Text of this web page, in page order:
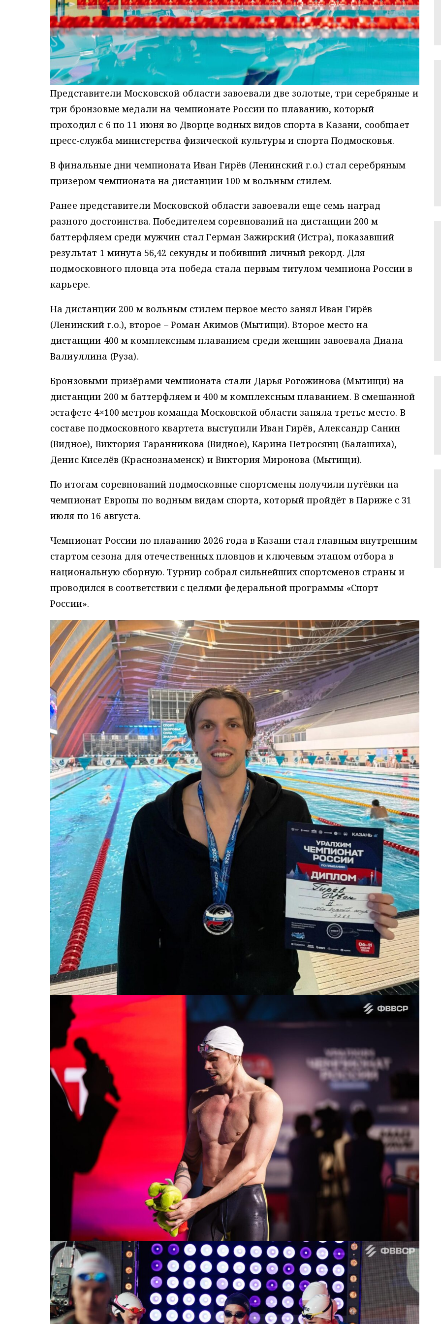
Представители Московской области завоевали две золотые, три серебряные и
три бронзовые медали на чемпионате России по плаванию, который
проходил с 6 по 11 июня во Дворце водных видов спорта в Казани, сообщает
пресс-служба министерства физической культуры и спорта Подмосковья.
В финальные дни чемпионата Иван Гирёв (Ленинский г.о.) стал серебряным
призером чемпионата на дистанции 100 м вольным стилем.
Ранее представители Московской области завоевали еще семь наград
разного достоинства. Победителем соревнований на дистанции 200 м
баттерфляем среди мужчин стал Герман Зажирский (Истра), показавший
результат 1 минута 56,42 секунды и побивший личный рекорд. Для
подмосковного пловца эта победа стала первым титулом чемпиона России в
карьере.
На дистанции 200 м вольным стилем первое место занял Иван Гирёв
(Ленинский г.о.), второе – Роман Акимов (Мытищи). Второе место на
дистанции 400 м комплексным плаванием среди женщин завоевала Диана
Валиуллина (Руза).
Бронзовыми призёрами чемпионата стали Дарья Рогожинова (Мытищи) на
дистанции 200 м баттерфляем и 400 м комплексным плаванием. В смешанной
эстафете 4×100 метров команда Московской области заняла третье место. В
составе подмосковного квартета выступили Иван Гирёв, Александр Санин
(Видное), Виктория Таранникова (Видное), Карина Петросянц (Балашиха),
Денис Киселёв (Краснознаменск) и Виктория Миронова (Мытищи).
По итогам соревнований подмосковные спортсмены получили путёвки на
чемпионат Европы по водным видам спорта, который пройдёт в Париже с 31
июля по 16 августа.
Чемпионат России по плаванию 2026 года в Казани стал главным внутренним
стартом сезона для отечественных пловцов и ключевым этапом отбора в
национальную сборную. Турнир собрал сильнейших спортсменов страны и
проводился в соответствии с целями федеральной программы «Спорт
России».